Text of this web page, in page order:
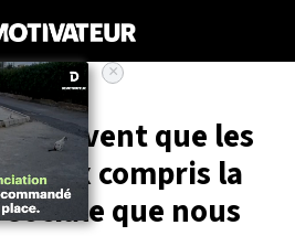
Sante
prouvent que les
compris la
que nous
×